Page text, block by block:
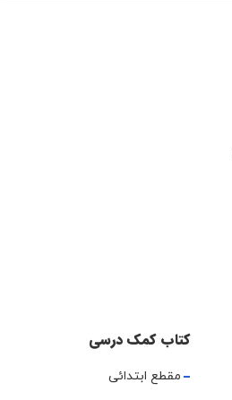
کتاب کمک درسی
مقطع ابتدائی